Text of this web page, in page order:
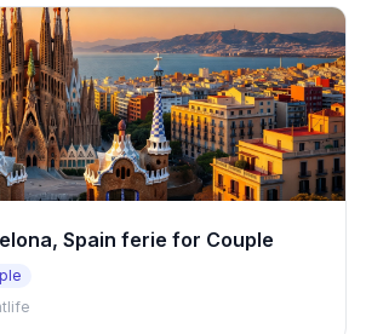
Spain ferie for Couple